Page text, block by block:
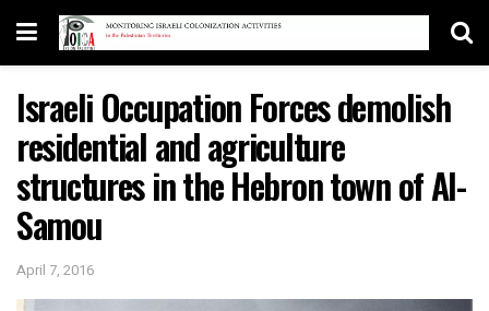
Israeli Occupation Forces demolish
residential and agriculture
structures in the Hebron town of Al-
Samou
April 7, 2016